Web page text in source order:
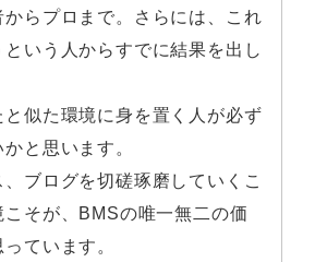
からプロまで。さらには、これ
いう人からすでに結果を出し
と似た環境に身を置く人が必ず
と思います。
ブログを切磋琢磨していくこ
こそが、BMSの唯一無二の価
ています。